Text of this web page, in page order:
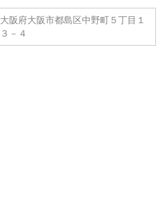
大阪府大阪市都島区中野町５丁目１
３－４